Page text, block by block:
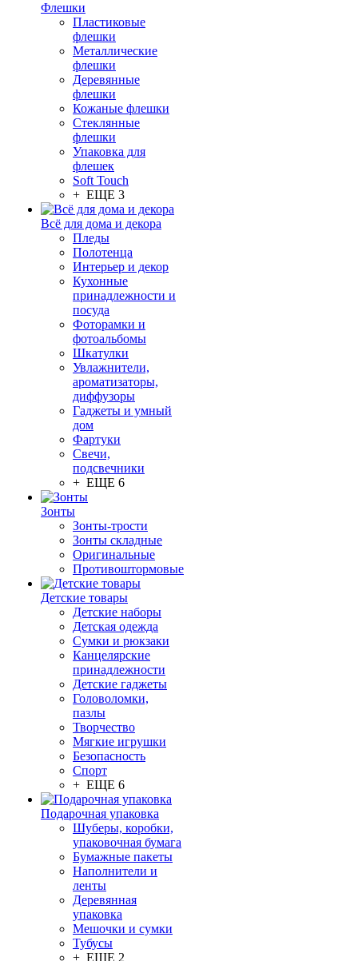
Флешки
Пластиковые
флешки
Металлические
флешки
Деревянные
флешки
Кожаные флешки
Стеклянные
флешки
Упаковка для
флешек
Soft Touch
+ ЕЩЕ 3
Всё для дома и декора
Пледы
Полотенца
Интерьер и декор
Кухонные
принадлежности и
посуда
Фоторамки и
фотоальбомы
Шкатулки
Увлажнители,
ароматизаторы,
диффузоры
Гаджеты и умный
дом
Фартуки
Свечи,
подсвечники
+ ЕЩЕ 6
Зонты
Зонты-трости
Зонты складные
Оригинальные
Противоштормовые
Детские товары
Детские наборы
Детская одежда
Сумки и рюкзаки
Канцелярские
принадлежности
Детские гаджеты
Головоломки,
пазлы
Творчество
Мягкие игрушки
Безопасность
Спорт
+ ЕЩЕ 6
Подарочная упаковка
Шуберы, коробки,
упаковочная бумага
Бумажные пакеты
Наполнители и
ленты
Деревянная
упаковка
Мешочки и сумки
Тубусы
+ ЕЩЕ 2